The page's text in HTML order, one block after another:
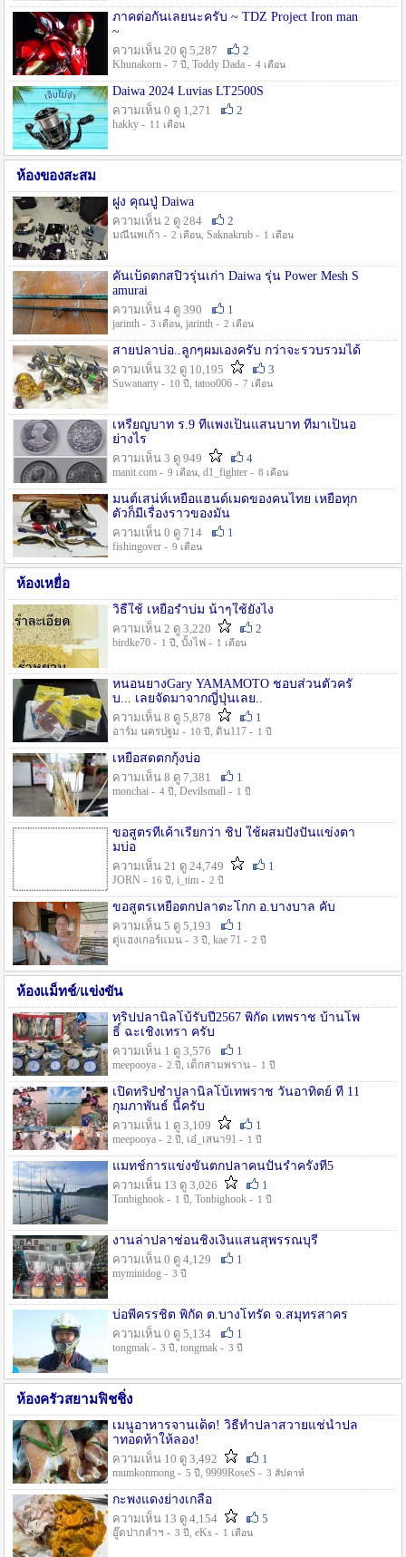
ภาคต่อกันเลยนะครับ ~ TDZ Project Iron man
~
ความเห็น 20 ดู 5,287
2
Khunakorn - 7 ปี , Toddy Dada - 4 เดือน
Daiwa 2024 Luvias LT2500S
ความเห็น 0 ดู 1,271
2
hakky - 11 เดือน
ห้องของสะสม
ฝูง คุณปู่ Daiwa
ความเห็น 2 ดู 284
2
มณีนพเก้า - 2 เดือน, Saknakrub - 1 เดือน
คันเบ็ดตกสปิ๋วรุ่นเก่า Daiwa รุ่น Power Mesh S
amurai
ความเห็น 4 ดู 390
1
jarinth - 3 เดือน, jarinth - 2 เดือน
สายปลาบ่อ..ลูกๆผมเองครับ กว่าจะรวบรวมได้
ความเห็น 32 ดู 10,195
3
Suwanarty - 10 ปี , tatoo006 - 7 เดือน
เหรียญบาท ร.9 ที่แพงเป็นแสนบาท ที่มาเป็นอ
ย่างไร
ความเห็น 3 ดู 949
4
manit.com - 9 เดือน, d1_fighter - 8 เดือน
มนต์เสน่ห์เหยื่อแฮนด์เมดของคนไทย เหยื่อทุก
ตัวก็มีเรื่องราวของมัน
ความเห็น 0 ดู 714
1
fishingover - 9 เดือน
ห้องเหยื่อ
วิธืใช้ เหยื่อรำบ่ม น้าๆใช้ยังไง
ความเห็น 2 ดู 3,220
2
birdke70 - 1 ปี , บั้งไฟ - 1 เดือน
หนอนยางGary YAMAMOTO ชอบส่วนตัวครั
บ... เลยจัดมาจากญี่ปุ่นเลย..
ความเห็น 8 ดู 5,878
1
อาร์ม นครปฐม - 10 ปี , ดิน117 - 1 ปี
เหยื่อสดตกกุ้งบ่อ
ความเห็น 8 ดู 7,381
1
monchai - 4 ปี , Devilsmall - 1 ปี
ขอสูตรที่เค้าเรียกว่า ชิป ใช้ผสมปังปั่นแข่งตา
มบ่อ
ความเห็น 21 ดู 24,749
1
JORN - 16 ปี , i_tim - 2 ปี
ขอสูตรเหยื่อตกปลาตะโกก อ.บางบาล คับ
ความเห็น 5 ดู 5,193
1
ตู่แฮงเกอร์แมน - 3 ปี , kae 71 - 2 ปี
ห้องแม็ทช์/แข่งขัน
ทริปปลานิลโบ้รับปี2567 พิกัด เทพราช บ้านโพ
ธิ์ ฉะเชิงเทรา ครับ
ความเห็น 1 ดู 3,576
1
meepooya - 2 ปี , เด็กสามพราน - 1 ปี
เปิดทริปซ้ำปลานิลโบ้เทพราช วันอาทิตย์ ที่ 11
กุมภาพันธ์ นี้ครับ
ความเห็น 1 ดู 3,109
1
meepooya - 2 ปี , เอ๋_เสนา91 - 1 ปี
แมทช์การแข่งขั้นตกปลาคนปั้นรำครั้งที่5
ความเห็น 13 ดู 3,026
1
Tonbighook - 1 ปี , Tonbighook - 1 ปี
งานล่าปลาช่อนชิงเงินแสนสุพรรณบุรี
ความเห็น 0 ดู 4,129
1
myminidog - 3 ปี
บ่อพี่ครรชิต พิกัด ต.บางโทรัด จ.สมุทรสาคร
ความเห็น 0 ดู 5,134
1
tongmak - 3 ปี , tongmak - 3 ปี
ห้องครัวสยามฟิชชิ่ง
เมนูอาหารจานเด็ด! วิธีทำปลาสวายแช่น้ำปล
าทอดท้าให้ลอง!
ความเห็น 10 ดู 3,492
1
mumkonmong - 5 ปี , 9999RoseS - 3 สัปดาห์
กะพงแดงย่างเกลือ
ความเห็น 13 ดู 4,154
5
อู๊ดปากลำฯ - 3 ปี , eKs - 1 เดือน